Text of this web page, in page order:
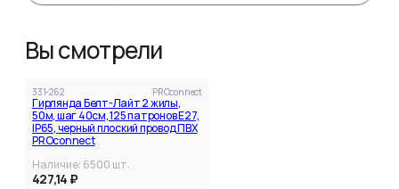
Вы смотрели
331-262 PROconnect
Гирлянда Белт-Лайт 2 жилы,
50м, шаг 40см, 125 патронов E27,
IP65, черный плоский провод ПВХ
PROconnect
Наличие: 6500 шт.
427,14 ₽